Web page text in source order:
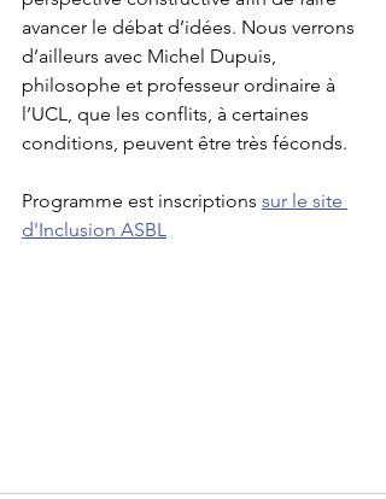
avancer le débat d’idées. Nous verrons
d’ailleurs avec Michel Dupuis,
philosophe et professeur ordinaire à
l’UCL, que les conflits, à certaines
conditions, peuvent être très féconds.
Programme est inscriptions sur le site
d'Inclusion ASBL